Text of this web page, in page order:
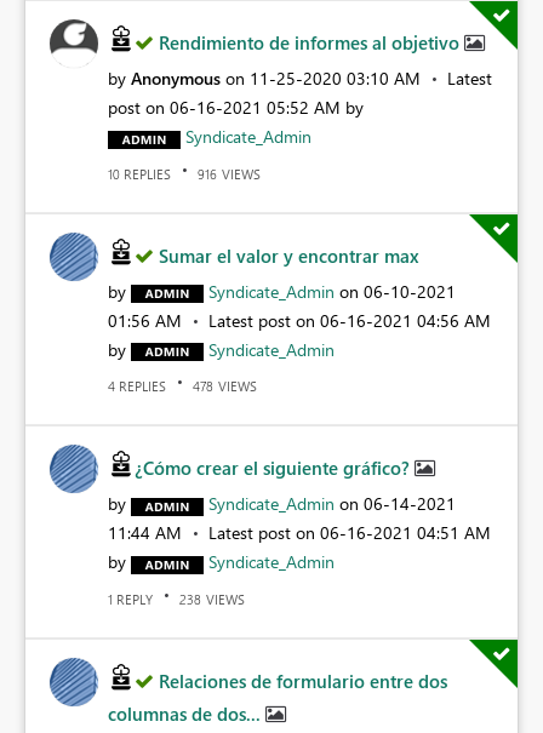
Rendimiento de informes al objetivo
by Anonymous on ‎11-25-2020 03:10 AM
Latest
post on ‎06-16-2021 05:52 AM by
Syndicate_Admin
10 REPLIES 916 VIEWS
Sumar el valor y encontrar max
by Syndicate_Admin on ‎06-10-2021
01:56 AM
Latest post on ‎06-16-2021 04:56 AM
by
Syndicate_Admin
4 REPLIES 478 VIEWS
¿Cómo crear el siguiente gráfico?
by Syndicate_Admin on ‎06-14-2021
11:44 AM
Latest post on ‎06-16-2021 04:51 AM
by
Syndicate_Admin
1 REPLY 238 VIEWS
Relaciones de formulario entre dos
columnas de dos...